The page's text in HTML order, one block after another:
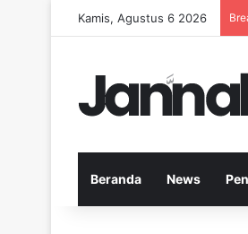
Kamis, Agustus 6 2026
Beranda News